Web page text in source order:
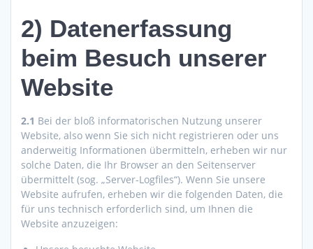
2) Datenerfassung
beim Besuch unserer
Website
2.1 Bei der bloß informatorischen Nutzung unserer
Website, also wenn Sie sich nicht registrieren oder uns
anderweitig Informationen übermitteln, erheben wir nur
solche Daten, die Ihr Browser an den Seitenserver
übermittelt (sog. „Server-Logfiles“). Wenn Sie unsere
Website aufrufen, erheben wir die folgenden Daten, die
für uns technisch erforderlich sind, um Ihnen die
Website anzuzeigen: